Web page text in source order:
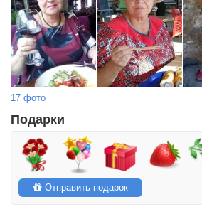
17 фото
Подарки
Отправить подарок